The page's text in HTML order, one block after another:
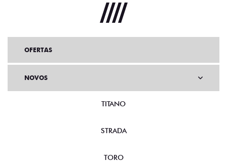
OFERTAS
NOVOS
TITANO
STRADA
TORO